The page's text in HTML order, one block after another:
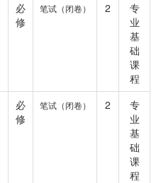
必
修
笔试（闭卷） 2
专
业
基
础
课
程
必
修
笔试（闭卷） 2
专
业
基
础
课
程